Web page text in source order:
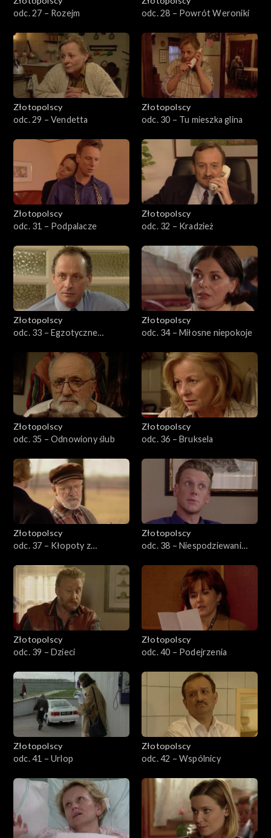
odc. 27 – Rozejm
odc. 28 – Powrót Weroniki
Złotopolscy
odc. 29 – Vendetta
Złotopolscy
odc. 30 – Tu mieszka glina
Złotopolscy
odc. 31 – Podpalacze
Złotopolscy
odc. 32 – Kradzież
Złotopolscy
odc. 33 – Egzotyczne
Złotopolscy
odc. 34 – Miłosne niepokoje
Złotopolscy
odc. 35 – Odnowiony ślub
Złotopolscy
odc. 36 – Bruksela
Złotopolscy
odc. 37 – Kłopoty z
Złotopolscy
odc. 38 – Niespodziewani
Złotopolscy
odc. 39 – Dzieci
Złotopolscy
odc. 40 – Podejrzenia
Złotopolscy
odc. 41 – Urlop
Złotopolscy
odc. 42 – Wspólnicy